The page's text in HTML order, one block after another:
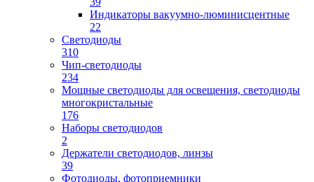
Индикаторы вакуумно-люминисцентные
22
Светодиоды
310
Чип-светодиоды
234
Мощные светодиоды для освещения, светодиоды
многокристальные
176
Наборы светодиодов
2
Держатели светодиодов, линзы
39
Фотодиоды, фотоприемники